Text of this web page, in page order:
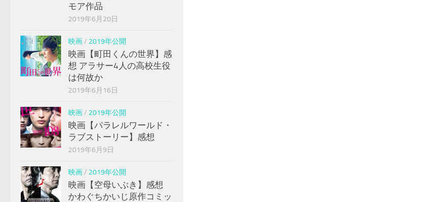
モア作品
2019年6月20日
映画/ 2019年公開
映画【町田くんの世界】感
想 アラサー4人の高校生役
は何故か
2019年6月16日
映画/ 2019年公開
映画【パラレルワールド・
ラブストーリー】感想
2019年6月9日
映画/ 2019年公開
映画【空母いぶき】感想
かわぐちかいじ原作コミッ